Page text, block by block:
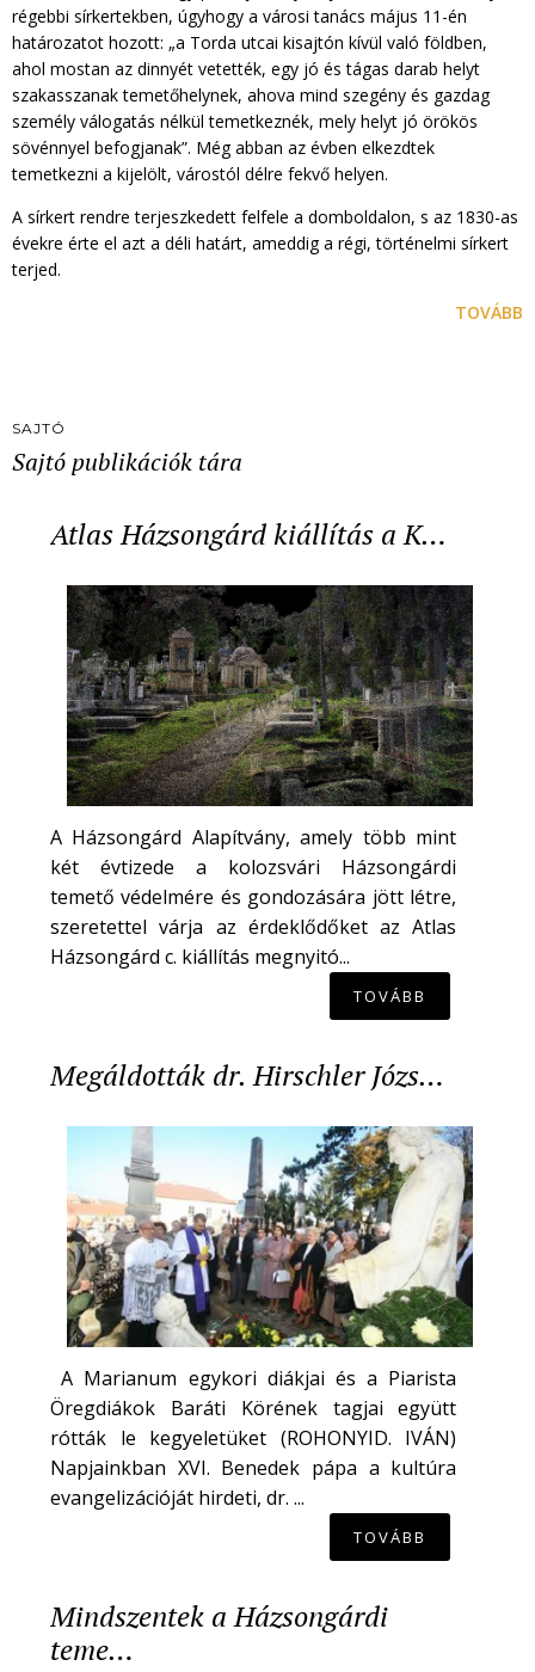
régebbi sírkertekben, úgyhogy a városi tanács május 11-én
határozatot hozott: „a Torda utcai kisajtón kívül való földben,
ahol mostan az dinnyét vetették, egy jó és tágas darab helyt
szakasszanak temetőhelynek, ahova mind szegény és gazdag
személy válogatás nélkül temetkeznék, mely helyt jó örökös
sövénnyel befogjanak”. Még abban az évben elkezdtek
temetkezni a kijelölt, várostól délre fekvő helyen.
A sírkert rendre terjeszkedett felfele a domboldalon, s az 1830-as
évekre érte el azt a déli határt, ameddig a régi, történelmi sírkert
terjed.
TOVÁBB
SAJTÓ
Sajtó publikációk tára
Atlas Házsongárd kiállítás a K…
A Házsongárd Alapítvány, amely több mint
két évtizede a kolozsvári Házsongárdi
temető védelmére és gondozására jött létre,
szeretettel várja az érdeklődőket az Atlas
Házsongárd c. kiállítás megnyitó...
TOVÁBB
Megáldották dr. Hirschler Józs…
A Marianum egykori diákjai és a Piarista
Öregdiákok Baráti Körének tagjai együtt
rótták le kegyeletüket (ROHONYID. IVÁN)
Napjainkban XVI. Benedek pápa a kultúra
evangelizációját hirdeti, dr. ...
TOVÁBB
Mindszentek a Házsongárdi
teme…